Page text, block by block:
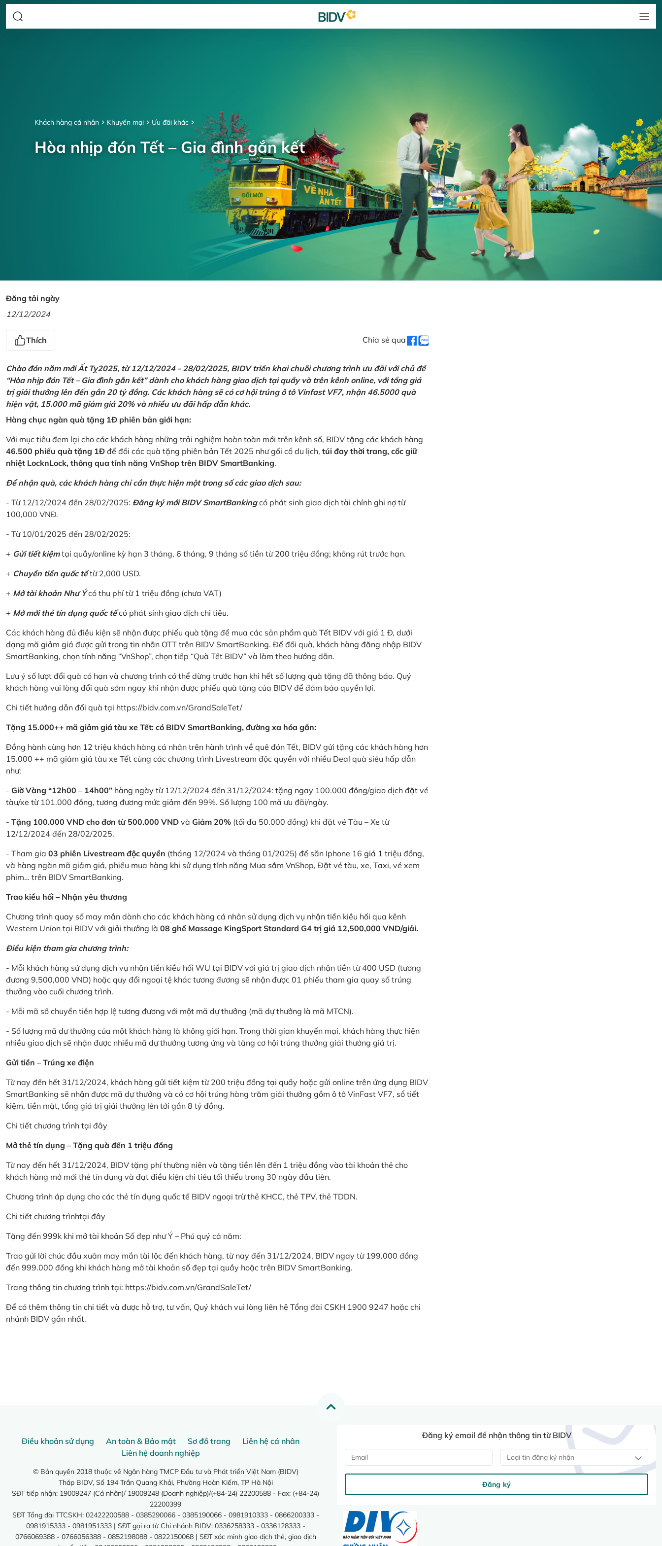
Khách hàng cá nhân Khuyến mại Ưu đãi khác
Hòa nhịp đón Tết – Gia đình gắn kết
Đăng tải ngày
12/12/2024
Thích Chia sẻ qua
Chào đón năm mới Ất Tỵ2025, từ 12/12/2024 - 28/02/2025, BIDV triển khai chuỗi chương trình ưu đãi với chủ đề
“Hòa nhịp đón Tết – Gia đình gắn kết” dành cho khách hàng giao dịch tại quầy và trên kênh online, với tổng giá
trị giải thưởng lên đến gần 20 tỷ đồng. Các khách hàng sẽ có cơ hội trúng ô tô Vinfast VF7, nhận 46.5000 quà
hiện vật, 15.000 mã giảm giá 20% và nhiều ưu đãi hấp dẫn khác.
Hàng chục ngàn quà tặng 1Đ phiên bản giới hạn:
Với mục tiêu đem lại cho các khách hàng những trải nghiệm hoàn toàn mới trên kênh số, BIDV tặng các khách hàng
46.500 phiếu quà tặng 1Đ để đổi các quà tặng phiên bản Tết 2025 như gối cổ du lịch, túi đay thời trang, cốc giữ
nhiệt LocknLock, thông qua tính năng VnShop trên BIDV SmartBanking.
Để nhận quà, các khách hàng chỉ cần thực hiện một trong số các giao dịch sau:
- Từ 12/12/2024 đến 28/02/2025: Đăng ký mới BIDV SmartBankingcó phát sinh giao dịch tài chính ghi nợ từ
100,000 VNĐ.
- Từ 10/01/2025 đến 28/02/2025:
+ Gửi tiết kiệmtại quầy/online kỳ hạn 3 tháng, 6 tháng, 9 tháng số tiền từ 200 triệu đồng; không rút trước hạn.
+ Chuyển tiền quốc tếtừ 2,000 USD.
+ Mở tài khoản Như Ýcó thu phí từ 1 triệu đồng (chưa VAT)
+ Mở mới thẻ tín dụng quốc tếcó phát sinh giao dịch chi tiêu.
Các khách hàng đủ điều kiện sẽ nhận được phiếu quà tặng để mua các sản phẩm quà Tết BIDV với giá 1 Đ, dưới
dạng mã giảm giá được gửi trong tin nhắn OTT trên BIDV SmartBanking. Để đối quà, khách hàng đăng nhập BIDV
SmartBanking, chọn tính năng “VnShop”, chọn tiếp “Quà Tết BIDV” và làm theo hướng dẫn.
Lưu ý số lượt đổi quà có hạn và chương trình có thể dừng trước hạn khi hết số lượng quà tặng đã thông báo. Quý
khách hàng vui lòng đổi quà sớm ngay khi nhận được phiếu quà tặng của BIDV để đảm bảo quyền lợi.
Chi tiết hướng dẫn đổi quà tại https://bidv.com.vn/GrandSaleTet/
Tặng 15.000++ mã giảm giá tàu xe Tết: có BIDV SmartBanking, đường xa hóa gần:
Đồng hành cùng hơn 12 triệu khách hàng cá nhân trên hành trình về quê đón Tết, BIDV gửi tặng các khách hàng hơn
15.000 ++ mã giảm giá tàu xe Tết cùng các chương trình Livestream độc quyền với nhiều Deal quà siêu hấp dẫn
như:
- Giờ Vàng “12h00 – 14h00” hàng ngày từ 12/12/2024 đến 31/12/2024: tặng ngay 100.000 đồng/giao dịch đặt vé
tàu/xe từ 101.000 đồng, tương đương mức giảm đến 99%. Số lượng 100 mã ưu đãi/ngày.
- Tặng 100.000 VND cho đơn từ 500.000 VND và Giảm 20% (tối đa 50.000 đồng) khi đặt vé Tàu – Xe từ
12/12/2024 đến 28/02/2025.
- Tham gia 03 phiên Livestream độc quyền (tháng 12/2024 và tháng 01/2025) để săn Iphone 16 giá 1 triệu đồng,
và hàng ngàn mã giảm giá, phiếu mua hàng khi sử dụng tính năng Mua sắm VnShop, Đặt vé tàu, xe, Taxi, vé xem
phim… trên BIDV SmartBanking.
Trao kiều hối – Nhận yêu thương
Chương trình quay số may mắn dành cho các khách hàng cá nhân sử dụng dịch vụ nhận tiền kiều hối qua kênh
Western Union tại BIDV với giải thưởng là 08 ghế Massage KingSport Standard G4 trị giá 12,500,000 VND/giải.
Điều kiện tham gia chương trình:
- Mỗi khách hàng sử dụng dịch vụ nhận tiền kiều hối WU tại BIDV với giá trị giao dịch nhận tiền từ 400 USD (tương
đương 9,500,000 VND) hoặc quy đổi ngoại tệ khác tương đương sẽ nhận được 01 phiếu tham gia quay số trúng
thưởng vào cuối chương trình.
- Mỗi mã số chuyển tiền hợp lệ tương đương với một mã dự thưởng (mã dự thưởng là mã MTCN).
- Số lượng mã dự thưởng của một khách hàng là không giới hạn. Trong thời gian khuyến mại, khách hàng thực hiện
nhiều giao dịch sẽ nhận được nhiều mã dự thưởng tương ứng và tăng cơ hội trúng thưởng giải thưởng giá trị.
Gửi tiền – Trúng xe điện
Từ nay đến hết 31/12/2024, khách hàng gửi tiết kiệm từ 200 triệu đồng tại quầy hoặc gửi online trên ứng dụng BIDV
SmartBanking sẽ nhận được mã dự thưởng và có cơ hội trúng hàng trăm giải thưởng gồm ô tô VinFast VF7, sổ tiết
kiệm, tiền mặt, tổng giá trị giải thưởng lên tới gần 8 tỷ đồng.
Chi tiết chương trình tại đây
Mở thẻ tín dụng – Tặng quà đến 1 triệu đồng
Từ nay đến hết 31/12/2024, BIDV tặng phí thường niên và tặng tiền lên đến 1 triệu đồng vào tài khoản thẻ cho
khách hàng mở mới thẻ tín dụng và đạt điều kiện chi tiêu tối thiểu trong 30 ngày đầu tiên.
Chương trình áp dụng cho các thẻ tín dụng quốc tế BIDV ngoại trừ thẻ KHCC, thẻ TPV, thẻ TDDN.
Chi tiết chương trìnhtại đây
Tặng đến 999k khi mở tài khoản Số đẹp như Ý – Phú quý cả năm:
Trao gửi lời chúc đầu xuân may mắn tài lộc đến khách hàng, từ nay đến 31/12/2024, BIDV ngay từ 199.000 đồng
đến 999.000 đồng khi khách hàng mở tài khoản số đẹp tại quầy hoặc trên BIDV SmartBanking.
Trang thông tin chương trình tại: https://bidv.com.vn/GrandSaleTet/
Để có thêm thông tin chi tiết và được hỗ trợ, tư vấn, Quý khách vui lòng liên hệ Tổng đài CSKH 1900 9247 hoặc chi
nhánh BIDV gần nhất.
Điều khoản sử dụng An toàn & Bảo mật Sơ đồ trang
Liên hệ cá nhân
Liên hệ doanh nghiệp
© Bản quyền 2018 thuộc về Ngân hàng TMCP Đầu tư và Phát triển Việt Nam (BIDV)
Tháp BIDV, Số 194 Trần Quang Khải, Phường Hoàn Kiếm, TP Hà Nội
SĐT tiếp nhận: 19009247 (Cá nhân)/ 19009248 (Doanh nghiệp)/(+84-24) 22200588 - Fax: (+84-24)
22200399
SĐT Tổng đài TTCSKH: 02422200588 - 0385290066 - 0385190066 - 0981910333 - 0866200333 -
0981915333 - 0981951333 | SĐT gọi ra từ Chi nhánh BIDV: 0336258333 - 0336128333 -
0766069388 - 0766056388 - 0852198088 - 0822150068 | SĐT xác minh giao dịch thẻ, giao dịch
Đăng ký email để nhận thông tin từ BIDV
Loại tin đăng ký nhận
Đăng ký